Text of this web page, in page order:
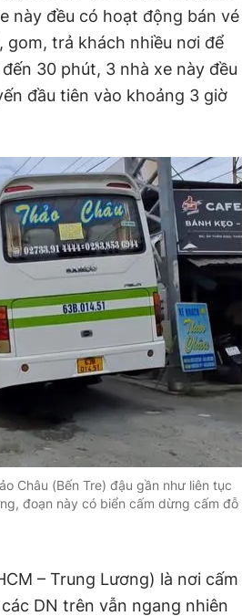
này đều có hoạt động bán vé
trả khách nhiều nơi để
30 phút, 3 nhà xe này đều
đầu tiên vào khoảng 3 giờ
Châu (Bến Tre) đậu gần như liên tục
đoạn này có biển cấm dừng cấm đỗ
– Trung Lương) là nơi cấm
DN trên vẫn ngang nhiên